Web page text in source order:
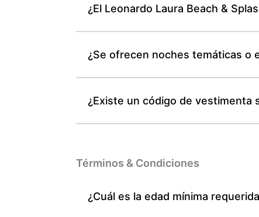
¿El Leonardo Laura Beach &
¿Se ofrecen noches temáticas o
¿Existe un código de vestimenta
Términos & Condiciones
¿Cuál es la edad mínima